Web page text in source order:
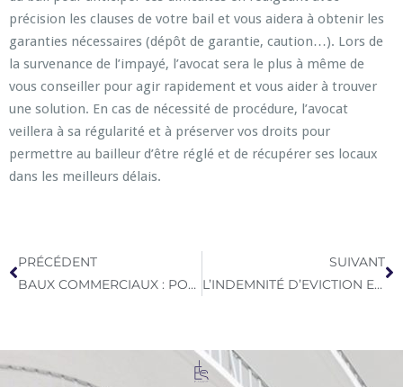
précision les clauses de votre bail et vous aidera à obtenir les
garanties nécessaires (dépôt de garantie, caution…). Lors de
la survenance de l’impayé, l’avocat sera le plus à même de
vous conseiller pour agir rapidement et vous aider à trouver
une solution. En cas de nécessité de procédure, l’avocat
veillera à sa régularité et à préserver vos droits pour
permettre au bailleur d’être réglé et de récupérer ses locaux
dans les meilleurs délais.
PRÉCÉDENT
BAUX COMMERCIAUX : POURQUOI ET QUAND RECOURIR A LA MEDIATION ?
SUIVANT
L’INDEMNITÉ D’EVICTION EN CAS DE REFUS DE RENOUVELLEMENT DU BAIL COMMERCIAL